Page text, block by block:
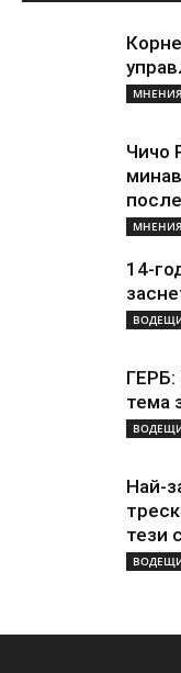
МНЕНИЯ
Чичо
МНЕНИЯ
14-
ГЕРБ:
тема
Най-
тези